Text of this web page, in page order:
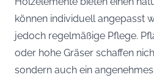
können individuell angepasst
jedoch regelmäßige Pflege.
oder hohe Gräser schaffen
sondern auch ein